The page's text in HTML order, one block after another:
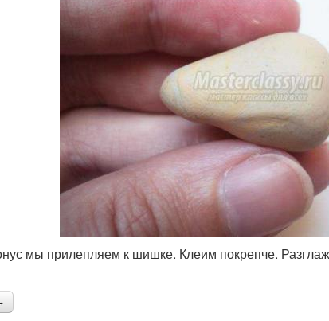
мы прилепляем к шишке. Клеим покрепче.